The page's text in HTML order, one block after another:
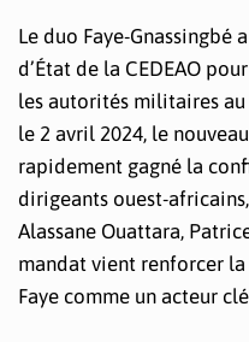
Le duo Faye-Gnassingbé
d’État de la CEDEAO
les autorités militaires au
le 2 avril 2024, le
rapidement gagné la
dirigeants ouest-
Alassane Ouattara,
mandat vient renforcer
Faye comme un acteur